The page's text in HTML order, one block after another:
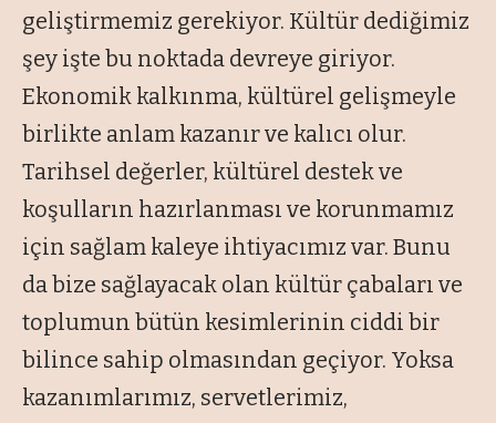
geliştirmemiz gerekiyor. Kültür dediğimiz
şey işte bu noktada devreye giriyor.
Ekonomik kalkınma, kültürel gelişmeyle
birlikte anlam kazanır ve kalıcı olur.
Tarihsel değerler, kültürel destek ve
koşulların hazırlanması ve korunmamız
için sağlam kaleye ihtiyacımız var. Bunu
da bize sağlayacak olan kültür çabaları ve
toplumun bütün kesimlerinin ciddi bir
bilince sahip olmasından geçiyor. Yoksa
kazanımlarımız, servetlerimiz,